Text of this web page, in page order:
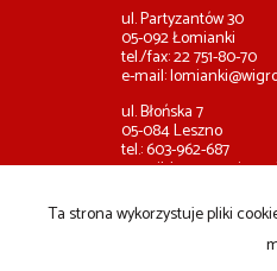
ul. Partyzantów 30
05-092 Łomianki
tel./fax: 22 751-80-70
e-mail:
ul. Błońska 7
05-084 Leszno
tel.: 603-962-687
e-mail:
Strona główna Kup
Ta strona wykorzystuje pliki